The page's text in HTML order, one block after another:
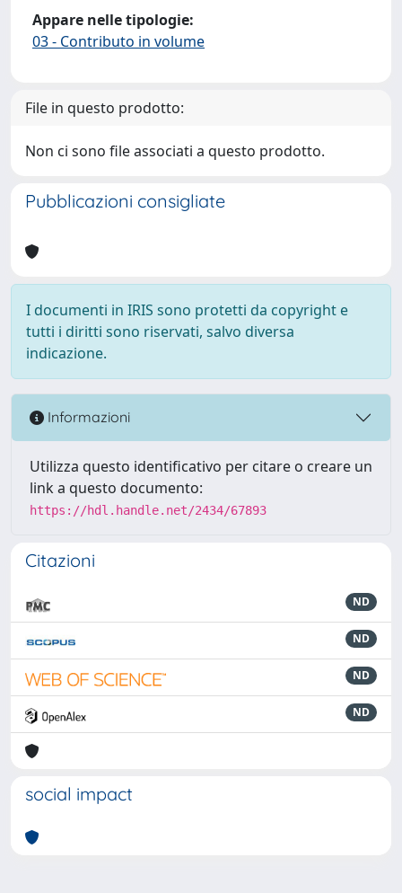
Appare nelle tipologie:
03 - Contributo in volume
File in questo prodotto:
Non ci sono file associati a questo prodotto.
Pubblicazioni consigliate
I documenti in IRIS sono protetti da copyright e
tutti i diritti sono riservati, salvo diversa
indicazione.
Informazioni
Utilizza questo identificativo per citare o creare un
link a questo documento:
https://hdl.handle.net/2434/67893
Citazioni
ND
ND
ND
ND
social impact